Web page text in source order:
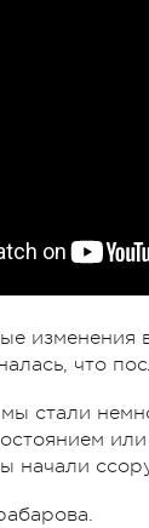
что
стали
начали